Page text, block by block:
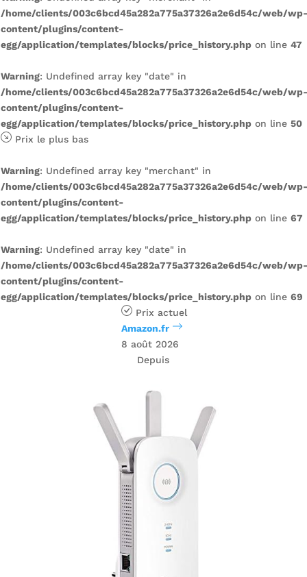
/home/clients/003c6bcd45a282a775a37326a2e6d54c/web/
content/plugins/content-
egg/application/templates/blocks/price_history.php on line47
Warning: Undefined array key "date" in
/home/clients/003c6bcd45a282a775a37326a2e6d54c/web/
content/plugins/content-
egg/application/templates/blocks/price_history.php on line50
Prix ​​le plus bas
Warning: Undefined array key "merchant" in
/home/clients/003c6bcd45a282a775a37326a2e6d54c/web/
content/plugins/content-
egg/application/templates/blocks/price_history.php on line67
Warning: Undefined array key "date" in
/home/clients/003c6bcd45a282a775a37326a2e6d54c/web/
content/plugins/content-
egg/application/templates/blocks/price_history.php on line69
Prix ​​actuel
Amazon.fr
8 août 2026
Depuis